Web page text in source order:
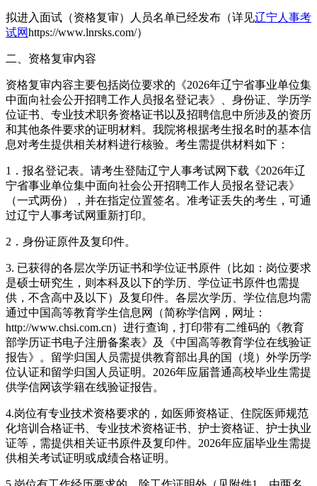
拟进入面试（资格复审）人员名单已经发布（详见辽宁人事考
试网https://www.lnrsks.com/）
二、资格复审内容
资格复审内容主要包括岗位要求的《2026年辽宁省事业单位集
中面向社会公开招聘工作人员报名登记表》、身份证、学历学
位证书、专业技术职务资格证书以及招聘信息中所涉及的资历
和其他条件要求的证明材料。我院将根据考生报名时的基本信
息对考生提供相关材料进行核验。考生需提供材料如下：
1．报名登记表。请考生登陆辽宁人事考试网下载《2026年辽
宁省事业单位集中面向社会公开招聘工作人员报名登记表》
（一式两份），并在指定位置签名。准考证丢失的考生，可通
过辽宁人事考试网重新打印。
2．身份证原件及复印件。
3. 已获得的各层次学历证书和学位证书原件（比如：岗位要求
是硕士研究生，则本科及以下的学历、学位证书原件也需提
供，不含高中及以下）及复印件。各层次学历、学位信息均需
通过中国高等教育学生信息网（简称学信网，网址：
http://www.chsi.com.cn）进行查询，打印带有二维码的《教育
部学历证书电子注册备案表》及《中国高等教育学位在线验证
报告》。留学归国人员需提供教育部出具的国（境）外学历学
位认证和留学归国人员证明。2026年应届普通高校毕业生需提
供学信网该学籍在线验证报告。
4.岗位有专业技术资格要求的，如医师资格证、住院医师规范
化培训合格证书、专业技术资格证书、护士资格证、护士执业
证等，需提供相关证书原件及复印件。2026年应届毕业生需提
供相关考试证明或成绩合格证明。